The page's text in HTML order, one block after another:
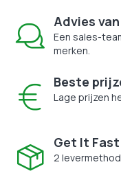
Advies
Een sales-
merken.
Beste
Lage prijzen
Get It Fast
2